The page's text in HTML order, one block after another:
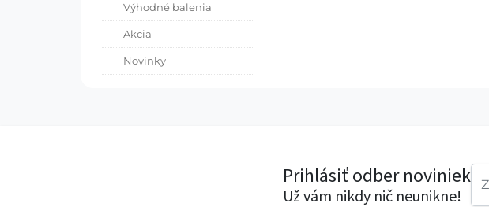
Výhodné balenia
Akcia
Novinky
Prihlásiť odber noviniek
Už vám nikdy nič neunikne!